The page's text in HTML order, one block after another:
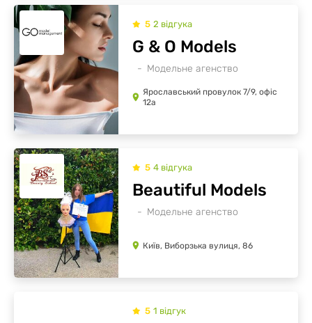
5 2 відгукa
Модельне агенство
G & O Models
Ярославський провулок 7/9, офіс
12а
5 4 відгукa
Модельне агенство
Beautiful Models
Київ, Виборзька вулиця, 86
5 1 відгук